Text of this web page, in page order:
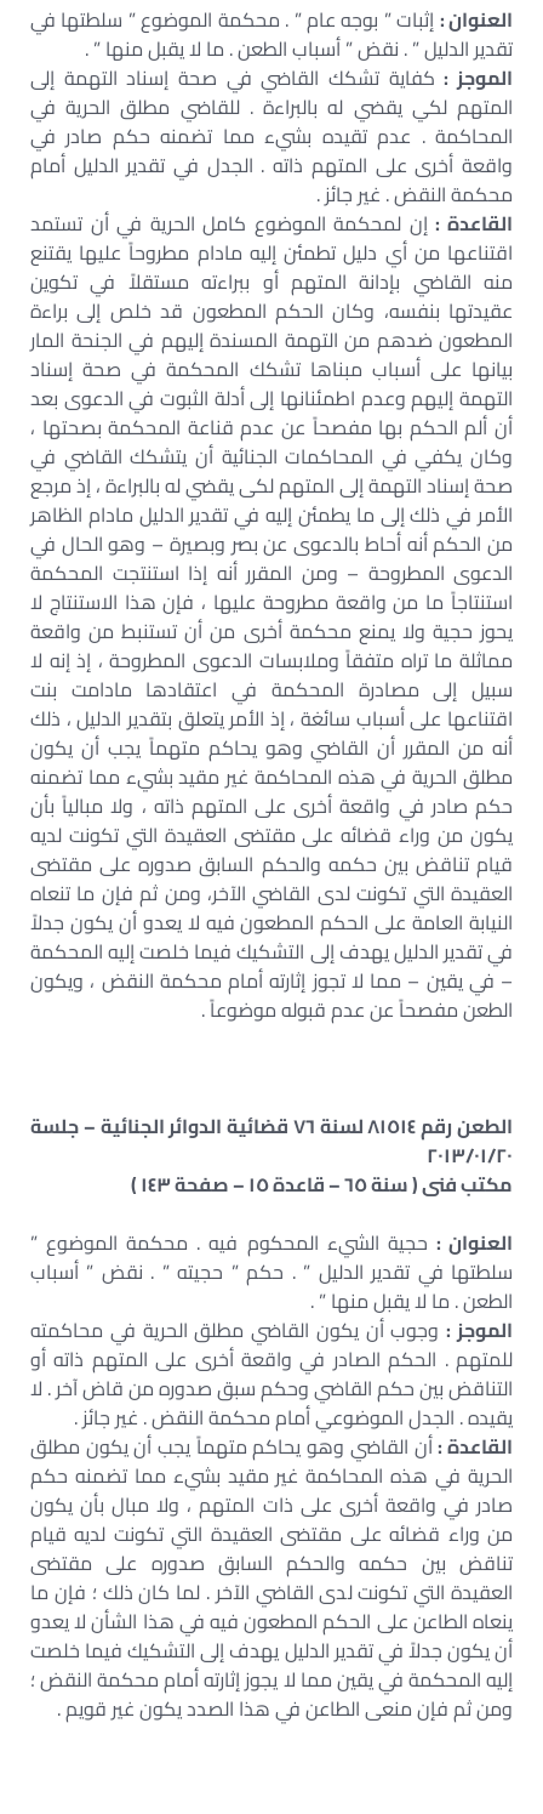
العنوان :إثبات ” بوجه عام ” . محكمة الموضوع ” سلطتها في
تقدير الدليل ” . نقض ” أسباب الطعن . ما لا يقبل منها ” .
الموجز :كفاية تشكك القاضي في صحة إسناد التهمة إلى
المتهم لكي يقضي له بالبراءة . للقاضي مطلق الحرية في
المحاكمة . عدم تقيده بشيء مما تضمنه حكم صادر في
واقعة أخرى على المتهم ذاته . الجدل في تقدير الدليل أمام
محكمة النقض . غير جائز .
القاعدة :إن لمحكمة الموضوع كامل الحرية في أن تستمد
اقتناعها من أي دليل تطمئن إليه مادام مطروحاً عليها يقتنع
منه القاضي بإدانة المتهم أو ببراءته مستقلاً في تكوين
عقيدتها بنفسه، وكان الحكم المطعون قد خلص إلى براءة
المطعون ضدهم من التهمة المسندة إليهم في الجنحة المار
بيانها على أسباب مبناها تشكك المحكمة في صحة إسناد
التهمة إليهم وعدم اطمئنانها إلى أدلة الثبوت في الدعوى بعد
أن ألم الحكم بها مفصحاً عن عدم قناعة المحكمة بصحتها ،
وكان يكفي في المحاكمات الجنائية أن يتشكك القاضي في
صحة إسناد التهمة إلى المتهم لكى يقضي له بالبراءة ، إذ مرجع
الأمر في ذلك إلى ما يطمئن إليه في تقدير الدليل مادام الظاهر
من الحكم أنه أحاط بالدعوى عن بصر وبصيرة – وهو الحال في
الدعوى المطروحة – ومن المقرر أنه إذا استنتجت المحكمة
استنتاجاً ما من واقعة مطروحة عليها ، فإن هذا الاستنتاج لا
يحوز حجية ولا يمنع محكمة أخرى من أن تستنبط من واقعة
مماثلة ما تراه متفقاً وملابسات الدعوى المطروحة ، إذ إنه لا
سبيل إلى مصادرة المحكمة في اعتقادها مادامت بنت
اقتناعها على أسباب سائغة ، إذ الأمر يتعلق بتقدير الدليل ، ذلك
أنه من المقرر أن القاضي وهو يحاكم متهماً يجب أن يكون
مطلق الحرية في هذه المحاكمة غير مقيد بشيء مما تضمنه
حكم صادر في واقعة أخرى على المتهم ذاته ، ولا مبالياً بأن
يكون من وراء قضائه على مقتضى العقيدة التي تكونت لديه
قيام تناقض بين حكمه والحكم السابق صدوره على مقتضى
العقيدة التي تكونت لدى القاضي الآخر، ومن ثم فإن ما تنعاه
النيابة العامة على الحكم المطعون فيه لا يعدو أن يكون جدلاً
في تقدير الدليل يهدف إلى التشكيك فيما خلصت إليه المحكمة
– في يقين – مما لا تجوز إثارته أمام محكمة النقض ، ويكون
الطعن مفصحاً عن عدم قبوله موضوعاً .
الطعن رقم ٨١٥١٤ لسنة ٧٦ قضائية الدوائر الجنائية – جلسة
٢٠١٣/٠١/٢٠
مكتب فنى ( سنة ٦٥ – قاعدة ١٥ – صفحة ١٤٣ )
العنوان : حجية الشيء المحكوم فيه . محكمة الموضوع ”
سلطتها في تقدير الدليل ” . حكم ” حجيته ” . نقض ” أسباب
الطعن . ما لا يقبل منها ” .
الموجز :وجوب أن يكون القاضي مطلق الحرية في محاكمته
للمتهم . الحكم الصادر في واقعة أخرى على المتهم ذاته أو
التناقض بين حكم القاضي وحكم سبق صدوره من قاض آخر . لا
يقيده . الجدل الموضوعي أمام محكمة النقض . غير جائز .
القاعدة :أن القاضي وهو يحاكم متهماً يجب أن يكون مطلق
الحرية في هذه المحاكمة غير مقيد بشيء مما تضمنه حكم
صادر في واقعة أخرى على ذات المتهم ، ولا مبال بأن يكون
من وراء قضائه على مقتضى العقيدة التي تكونت لديه قيام
تناقض بين حكمه والحكم السابق صدوره على مقتضى
العقيدة التي تكونت لدى القاضي الآخر . لما كان ذلك ؛ فإن ما
ينعاه الطاعن على الحكم المطعون فيه في هذا الشأن لا يعدو
أن يكون جدلاً في تقدير الدليل يهدف إلى التشكيك فيما خلصت
إليه المحكمة في يقين مما لا يجوز إثارته أمام محكمة النقض ؛
ومن ثم فإن منعى الطاعن في هذا الصدد يكون غير قويم .